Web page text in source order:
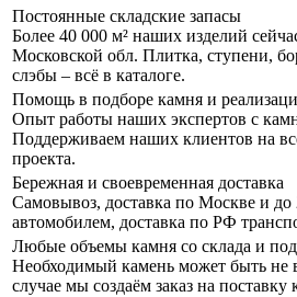
Постоянные складские запасы
Более 40 000 м² наших изделий
Московской обл. Плитка, ступени,
слэбы – всё в каталоге.
Помощь в подборе камня и
Опыт работы наших экспертов с
Поддерживаем наших клиентов на
проекта.
Бережная и своевременная доставка
Самовывоз, доставка по Москве и
автомобилем, доставка по РФ
Любые объемы камня со склада и под
Необходимый камень может быть не
случае мы создаём заказ на поставку